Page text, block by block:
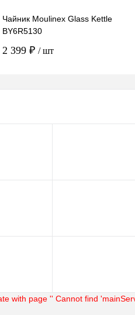
Чайник Moulinex Glass Kettle
BY6R5130
2 399 ₽ / шт
with page '' Cannot find